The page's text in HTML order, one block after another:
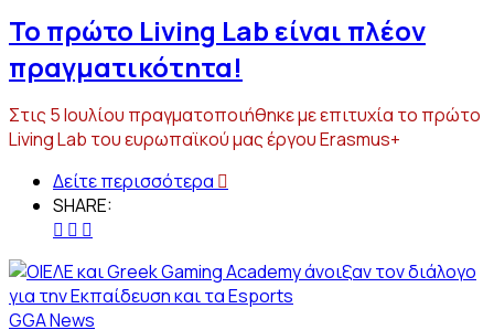
Το πρώτο Living Lab είναι πλέον
πραγματικότητα!
Στις 5 Ιουλίου πραγματοποιήθηκε με επιτυχία το πρώτο
Living Lab του ευρωπαϊκού μας έργου Erasmus+
Δείτε περισσότερα
SHARE:
GGA News